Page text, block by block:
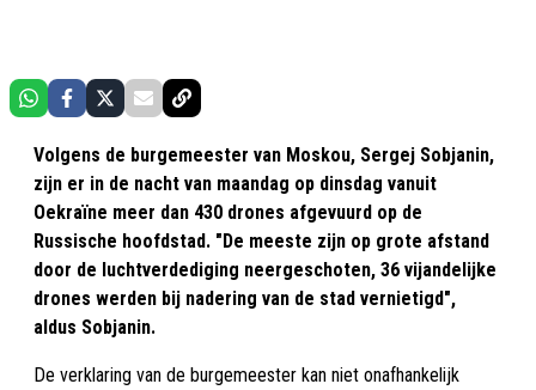
Volgens de burgemeester van Moskou, Sergej Sobjanin,
zijn er in de nacht van maandag op dinsdag vanuit
Oekraïne meer dan 430 drones afgevuurd op de
Russische hoofdstad. "De meeste zijn op grote afstand
door de luchtverdediging neergeschoten, 36 vijandelijke
drones werden bij nadering van de stad vernietigd",
aldus Sobjanin.
De verklaring van de burgemeester kan niet onafhankelijk